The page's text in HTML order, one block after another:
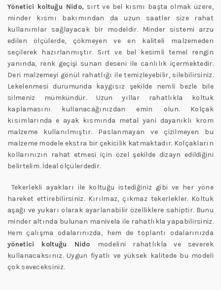
Yönetici koltuğu Nido, sırt ve bel kısmı başta olmak üzere,
minder kısmı bakımından da uzun saatler size rahat
kullanımlar sağlayacak bir modeldir. Minder sistemi arzu
edilen ölçülerde, çökmeyen ve en kaliteli malzemeden
seçilerek hazırlanmıştır. Sırt ve bel kesimli temel rengin
yanında, renk geçişi sunan deseni ile canlılık içermektedir.
Deri malzemeyi gönül rahatlığı ile temizleyebilir, silebilirsiniz.
Lekelenmesi durumunda kaygısız şekilde nemli bezle bile
silmeniz mümkündür. Uzun yıllar rahatlıkla koltuk
kaplamasını kullanacağınızdan emin olun. Kolçak
kısımlarında e ayak kısmında metal yani dayanıklı krom
malzeme kullanılmıştır. Paslanmayan ve çizilmeyen bu
malzeme modele ekstra bir çekicilik katmaktadır. Kolçakların
kollarınızın rahat etmesi için özel şekilde dizayn edildiğini
belirtelim. İdeal ölçülerdedir.
Tekerlekli ayakları ile koltuğu istediğiniz gibi ve her yöne
hareket ettirebilirsiniz. Kırılmaz, çıkmaz tekerlekler. Koltuk
aşağı ve yukarı olarak ayarlanabilir özelliklere sahiptir. Bunu
minder altında bulunan manivela ile rahatlıkla yapabilirsiniz.
Hem çalışma odalarınızda, hem de toplantı odalarınızda
yönetici koltuğu Nido modelini rahatlıkla ve severek
kullanacaksınız. Uygun fiyatlı ve yüksek kalitede bu modeli
çok seveceksiniz.